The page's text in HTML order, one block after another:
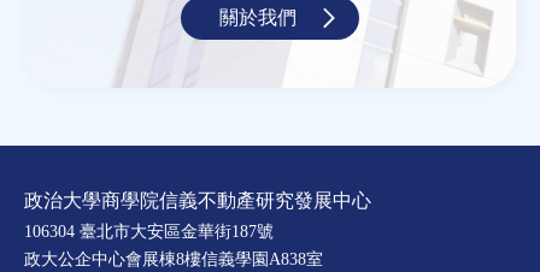
關於我們
政治大學商學院信義不動產研究發展中心
106304 臺北市大安區金華街187號
政大公企中心會展棟8樓信義學園A838室